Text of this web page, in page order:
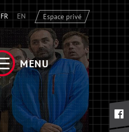
FR EN Espace privé
MENU